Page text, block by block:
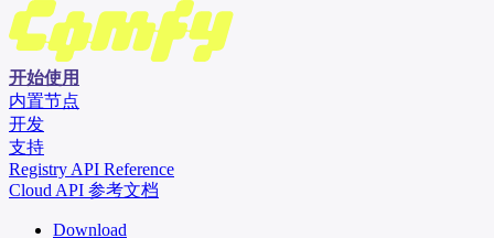
开始使用
内置节点
开发
支持
Registry API Reference
Cloud API 参考文档
Download